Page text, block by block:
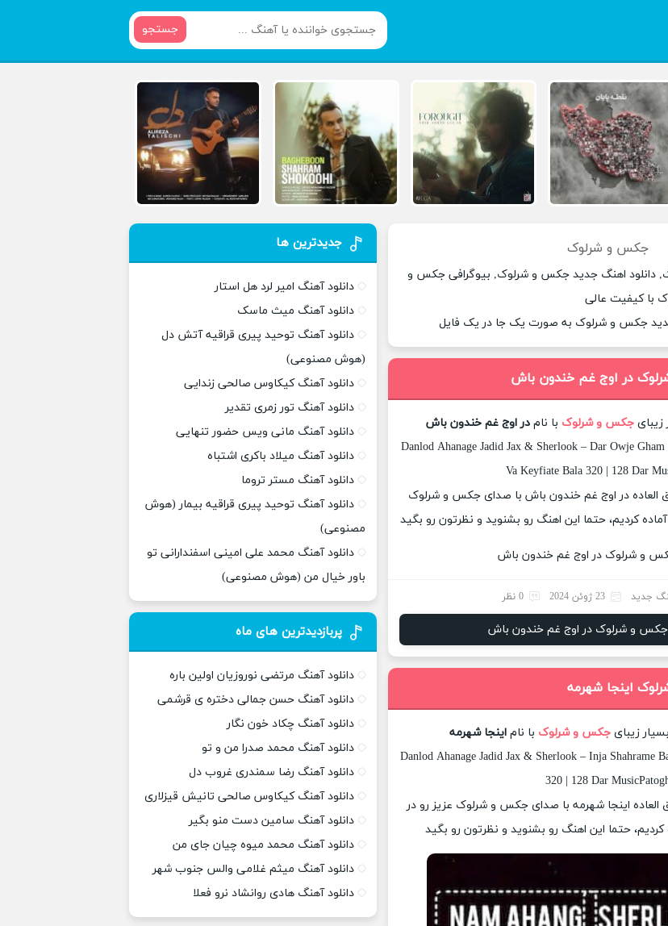
جستجو
جکس و شرلوک
دانلود اهنگ جدید جکس و شرلوک, بیوگرافی جکس و
با کیفیت عالی
جکس و شرلوک به صورت یک جا در یک فایل
در اوج غم خندون باش
جکس و شرلوک با نام در اوج غم خندون باش
Danlod Ahanage Jadid Jax & Sherlook – Dar Owje
Va Keyfiate Bala 320 | 128 Dar
العاده در اوج غم خندون باش با صدای جکس و شرلوک
کردیم، حتما این اهنگ رو بشنوید و نظرتون رو بگید
جدید 23 ژوئن 2024 0 نظر
جکس و شرلوک در اوج غم خندون باش
اینجا شهرمه
زیبای جکس و شرلوک با نام اینجا شهرمه
Danlod Ahanage Jadid Jax & Sherlook – Inja Shahrame
320 | 128 Dar
العاده اینجا شهرمه با صدای جکس و شرلوک عزیز رو در
حتما این اهنگ رو بشنوید و نظرتون رو بگید
جدیدترین ها
دانلود آهنگ امیر لرد هل استار
دانلود آهنگ میث ماسک
دانلود آهنگ توحید پیری قراقیه آتش دل
(هوش مصنوعی)
دانلود آهنگ کیکاوس صالحی زندایی
دانلود آهنگ تور زمری تقدیر
دانلود آهنگ مانی ویس حضور تنهایی
دانلود آهنگ میلاد باکری اشتباه
دانلود آهنگ مستر تروما
دانلود آهنگ توحید پیری قراقیه بیمار (هوش
مصنوعی)
دانلود آهنگ محمد علی امینی اسفندارانی تو
باور خیال من (هوش مصنوعی)
پربازدیدترین های ماه
دانلود آهنگ مرتضی نوروزیان اولین باره
دانلود آهنگ حسن جمالی دختره ی قرشمی
دانلود آهنگ چکاد خون نگار
دانلود آهنگ محمد صدرا من و تو
دانلود آهنگ رضا سمندری غروب دل
دانلود آهنگ کیکاوس صالحی تانیش قیزلاری
دانلود آهنگ سامین دست منو بگیر
دانلود آهنگ محمد میوه چیان جای من
دانلود آهنگ میثم غلامی والس جنوب شهر
دانلود آهنگ هادی روانشاد نرو فعلا